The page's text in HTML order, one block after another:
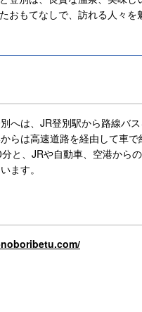
おもてなしで、訪れる人々を
へは、JR登別駅から路線バ
らは高速道路を経由して車
と、JRや自動車、空港から
ます。